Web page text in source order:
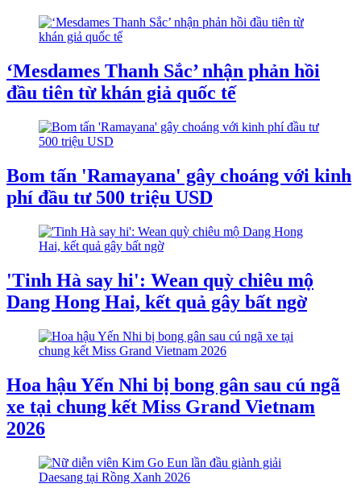
‘Mesdames Thanh Sắc’ nhận phản hồi
đầu tiên từ khán giả quốc tế
Bom tấn 'Ramayana' gây choáng với kinh
phí đầu tư 500 triệu USD
'Tinh Hà say hi': Wean quỳ chiêu mộ
Dang Hong Hai, kết quả gây bất ngờ
Hoa hậu Yến Nhi bị bong gân sau cú ngã
xe tại chung kết Miss Grand Vietnam
2026